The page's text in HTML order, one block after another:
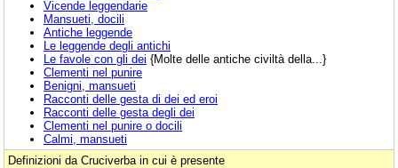
Vicende leggendarie
Mansueti, docili
Antiche leggende
Le leggende degli antichi
Le favole con gli dei {Molte delle antiche civiltà della...}
Clementi nel punire
Benigni, mansueti
Racconti delle gesta di dei ed eroi
Racconti delle gesta degli dei
Clementi nel punire o docili
Calmi, mansueti
Definizioni da Cruciverba in cui è presente